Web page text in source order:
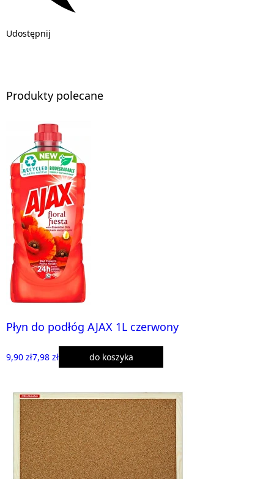
Udostępnij
Produkty polecane
Płyn do podłóg AJAX 1L czerwony
9,90 zł7,98 zł do koszyka